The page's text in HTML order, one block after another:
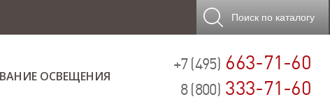
Поиск по каталогу
+7 (495) 663-71-60
8 (800) 333-71-60
ОСВЕЩЕНИЯ